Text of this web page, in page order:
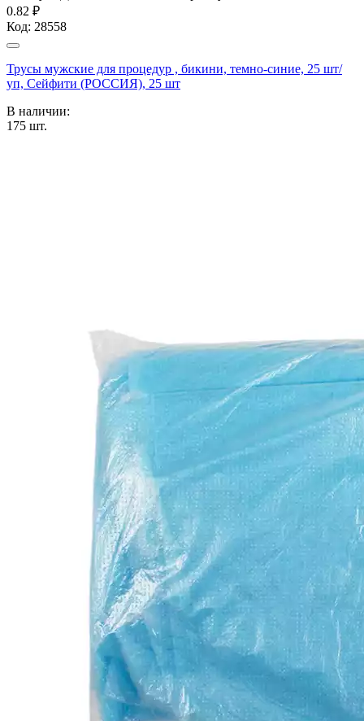
0.82 ₽
Код: 28558
Трусы мужские для процедур , бикини, темно-синие, 25 шт/
уп, Сейфити (РОССИЯ), 25 шт
В наличии:
175 шт.